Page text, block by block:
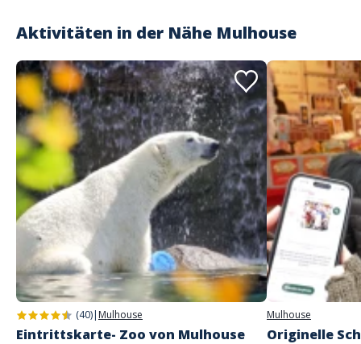
Aktivitäten in der Nähe Mulhouse
(40)| Mulhouse
Eintrittskarte- Zoo von Mulhouse
Mulhouse
Originelle